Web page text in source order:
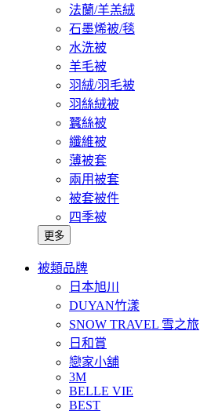
法蘭/羊羔絨
石墨烯被/毯
水洗被
羊毛被
羽絨/羽毛被
羽絲絨被
蠶絲被
纖維被
薄被套
兩用被套
被套被件
四季被
更多
被類品牌
日本旭川
DUYAN竹漾
SNOW TRAVEL 雪之旅
日和賞
戀家小舖
3M
BELLE VIE
BEST